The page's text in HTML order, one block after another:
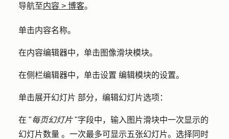
导航至内容 > 博客。
单击内容名称。
在内容编辑器中，单击 图像滑块模块。
在侧栏编辑器中，单击设置 编辑模块的设置。
单击展开幻灯片 部分，编辑幻灯片选项：
在 "每页幻灯片"字段中，输入图片滑块中一次显示的
幻灯片数量 。一次最多可显示五张幻灯片。选择同时